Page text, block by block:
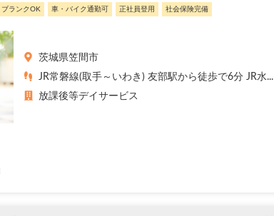
ブランクOK 車・バイク通勤可 正社員登用 社会保険完備
茨城県笠間市
JR常磐線(取手～いわき) 友部駅から徒歩で6分 JR水...
放課後等デイサービス